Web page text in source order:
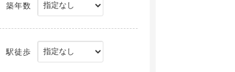
築年数
駅徒歩